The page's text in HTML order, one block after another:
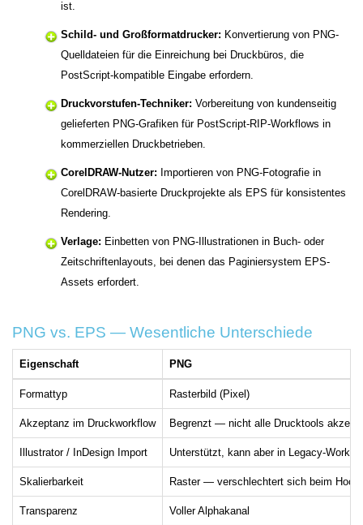
ist.
Schild- und Großformatdrucker: Konvertierung von PNG-
Quelldateien für die Einreichung bei Druckbüros, die
PostScript-kompatible Eingabe erfordern.
Druckvorstufen-Techniker: Vorbereitung von kundenseitig
gelieferten PNG-Grafiken für PostScript-RIP-Workflows in
kommerziellen Druckbetrieben.
CorelDRAW-Nutzer: Importieren von PNG-Fotografie in
CorelDRAW-basierte Druckprojekte als EPS für konsistentes
Rendering.
Verlage: Einbetten von PNG-Illustrationen in Buch- oder
Zeitschriftenlayouts, bei denen das Paginiersystem EPS-
Assets erfordert.
PNG vs. EPS — Wesentliche Unterschiede
Eigenschaft PNG
Formattyp Rasterbild (Pixel)
Akzeptanz im Druckworkflow Begrenzt — nicht alle Drucktools
Illustrator / InDesign Import Unterstützt, kann aber in Legacy-
Skalierbarkeit Raster — verschlechtert sich beim
Transparenz Voller Alphakanal